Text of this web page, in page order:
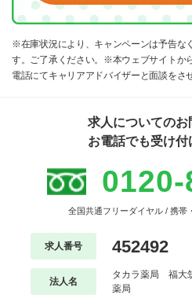
※在庫状況により、キャンペーンは予告な
す。ご了承ください。※本ウェブサイトか
電話にてキャリアアドバイザーと面談をさ
求人についてのお
お電話でも受け
全国共通フリーダイヤル / 携帯
求人番号 452492
法人名
タカラ薬局 福大
薬局